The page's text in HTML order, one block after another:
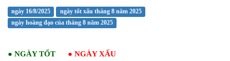
ngày 16/8/2025
ngày tốt xấu tháng 8 năm 2025
ngày hoàng đạo của tháng 8 năm 2025
● NGÀY TỐT ● NGÀY XẤU